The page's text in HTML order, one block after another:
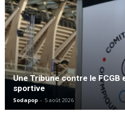
Une Tribune contre le FCGB
sportive
Sodapop - 5 août 2026